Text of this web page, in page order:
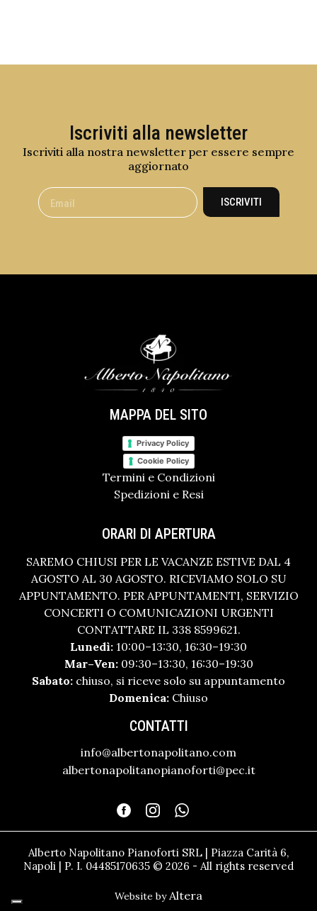
Iscriviti alla newsletter
Iscriviti alla nostra newsletter per essere sempre
aggiornato
ISCRIVITI
MAPPA DEL SITO
Privacy Policy
Cookie Policy
Termini e Condizioni
Spedizioni e Resi
ORARI DI APERTURA
SAREMO CHIUSI PER LE VACANZE ESTIVE DAL 4
AGOSTO AL 30 AGOSTO. RICEVIAMO SOLO SU
APPUNTAMENTO. PER APPUNTAMENTI, SERVIZIO
CONCERTI O COMUNICAZIONI URGENTI
CONTATTARE IL 338 8599621.
Lunedì: 10:00–13:30, 16:30–19:30
Mar–Ven:09:30–13:30, 16:30–19:30
Sabato: chiuso, si riceve solo su appuntamento
Domenica: Chiuso
CONTATTI
info@albertonapolitano.com
albertonapolitanopianoforti@pec.it
Alberto Napolitano Pianoforti SRL | Piazza Carità 6,
Napoli | P. I. 04485170635 © 2026 - All rights reserved
Website by Altera